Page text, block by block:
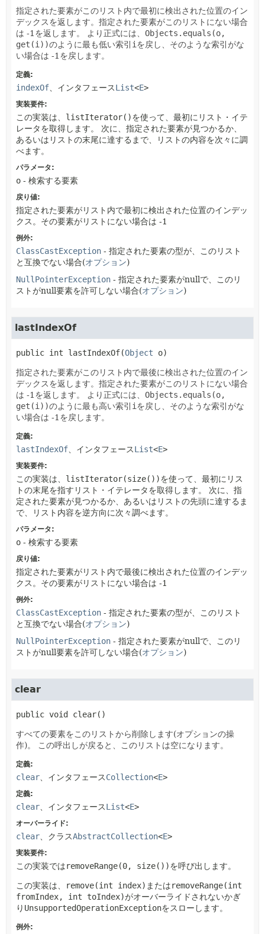
指定された要素がこのリスト内で最初に検出された位置のイン
デックスを返します。指定された要素がこのリストにない場合
は -1を返します。
より正式には、 Objects.equals(o,
get(i))のように最も低い索引 i を戻し、そのような索引がな
い場合は -1を戻します。
定義:
indexOf 、インタフェースList<E>
実装要件:
この実装は、 listIterator()を使って、最初にリスト・イテ
レータを取得します。
次に、指定された要素が見つかるか、
あるいはリストの末尾に達するまで、リストの内容を次々に調
べます。
パラメータ:
o - 検索する要素
戻り値:
指定された要素がリスト内で最初に検出された位置のインデッ
クス。その要素がリストにない場合は -1
例外:
ClassCastException - 指定された要素の型が、このリスト
と互換でない場合(オプション)
NullPointerException - 指定された要素がnullで、このリ
ストがnull要素を許可しない場合(オプション)
lastIndexOf
public int lastIndexOf(Object o)
指定された要素がこのリスト内で最後に検出された位置のイン
デックスを返します。指定された要素がこのリストにない場合
は -1を返します。
より正式には、 Objects.equals(o,
get(i))のように最も高い索引 i を戻し、そのような索引がな
い場合は -1を戻します。
定義:
lastIndexOf 、インタフェースList<E>
実装要件:
この実装は、 listIterator(size())を使って、最初にリス
トの末尾を指すリスト・イテレータを取得します。
次に、指
定された要素が見つかるか、あるいはリストの先頭に達するま
で、リスト内容を逆方向に次々調べます。
パラメータ:
o - 検索する要素
戻り値:
指定された要素がリスト内で最後に検出された位置のインデッ
クス。その要素がリストにない場合は -1
例外:
ClassCastException - 指定された要素の型が、このリスト
と互換でない場合(オプション)
NullPointerException - 指定された要素がnullで、このリ
ストがnull要素を許可しない場合(オプション)
clear
public void clear()
すべての要素をこのリストから削除します(オプションの操
作)。
この呼出しが戻ると、このリストは空になります。
定義:
clear 、インタフェースCollection<E>
定義:
clear 、インタフェースList<E>
オーバーライド:
clear 、クラスAbstractCollection<E>
実装要件:
この実装ではremoveRange(0, size())を呼び出します。
この実装は、 remove(int index) またはremoveRange(int
fromIndex, int toIndex)がオーバーライドされないかぎ
り UnsupportedOperationExceptionをスローします。
例外: